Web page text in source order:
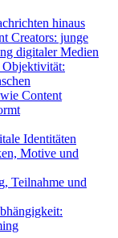
hinaus
Creators: junge
digitaler Medien
Objektivität:
Content
Identitäten
Motive und
Teilnahme und